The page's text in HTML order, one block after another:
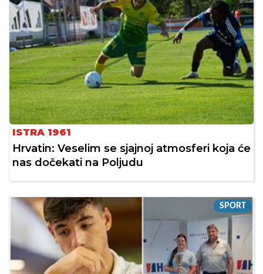
ISTRA 1961
Hrvatin: Veselim se sjajnoj atmosferi koja će
nas dočekati na Poljudu
SPORT